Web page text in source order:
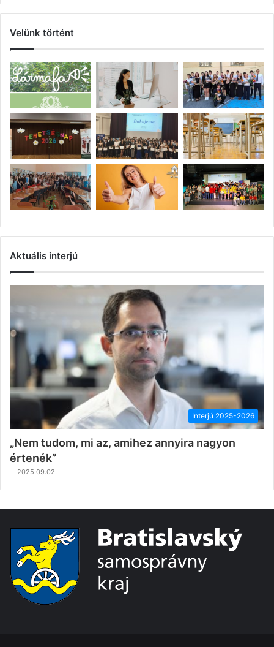
Velünk történt
Aktuális interjú
Interjú 2025-2026
„Nem tudom, mi az, amihez annyira nagyon
értenék”
2025.09.02.